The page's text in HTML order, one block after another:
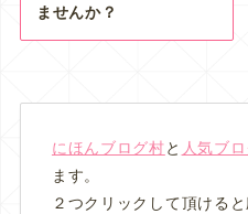
ませんか？
にほんブログ村と 人気ブ
ます。
２つクリックして頂ける